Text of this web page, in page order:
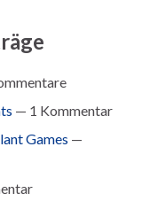
— 1 Kommentar
Games —